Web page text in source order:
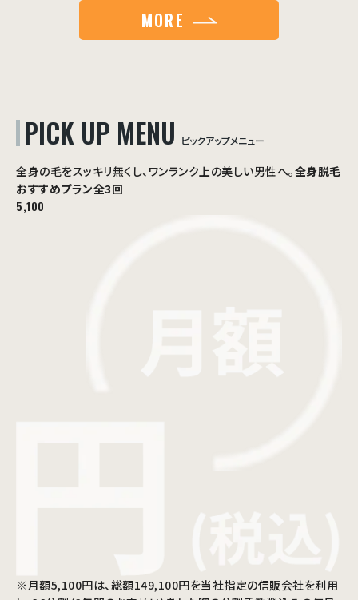
MORE
PICK UP MENU ピックアップメニュー
全身の毛をスッキリ無くし、ワンランク上の美しい男性へ。全身脱毛
おすすめプラン全3回
5,100
※月額5,100円は、総額149,100円を当社指定の信販会社を利用